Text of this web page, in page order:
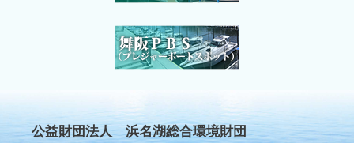
公益財団法人 浜名湖総合環境財団